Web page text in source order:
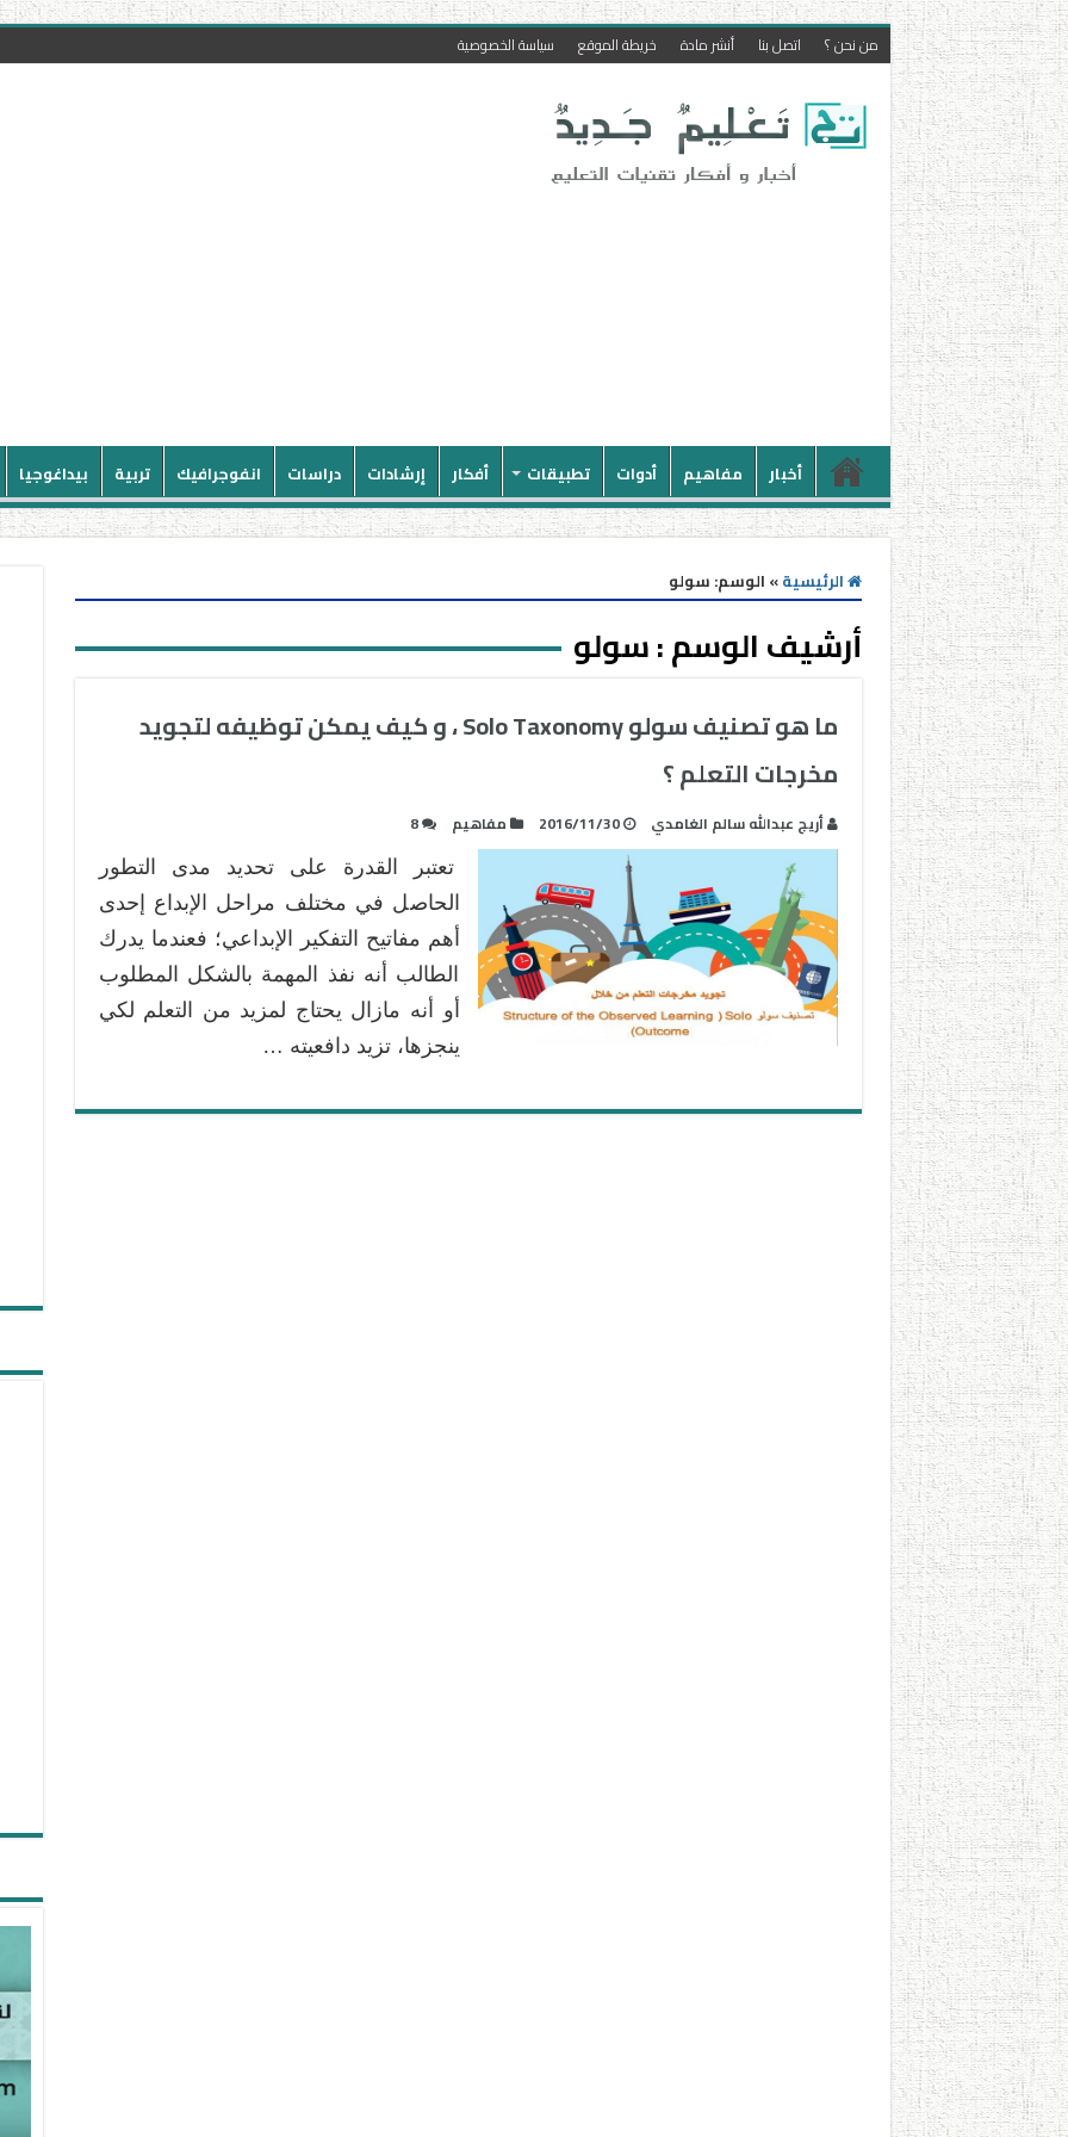
من نحن ؟ اتصل بنا أنشر مادة خريطة الموقع سياسة الخصوصية
أخبار مفاهيم أدوات تطبيقات أفكار إرشادات دراسات انفوجرافيك تربية بيداغوجيا
الرئيسية» الوسم: سولو
أرشيف الوسم :سولو
ما هو تصنيف سولو Solo Taxonomy ، و كيف يمكن توظيفه لتجويد
مخرجات التعلم ؟
أريج عبدالله سالم الغامدي 2016/11/30 مفاهيم 8
تعتبر القدرة على تحديد مدى التطور
الحاصل في مختلف مراحل الإبداع إحدى
أهم مفاتيح التفكير الإبداعي؛ فعندما يدرك
الطالب أنه نفذ المهمة بالشكل المطلوب
أو أنه مازال يحتاج لمزيد من التعلم لكي
ينجزها، تزيد دافعيته …